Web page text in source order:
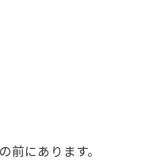
前にあります。